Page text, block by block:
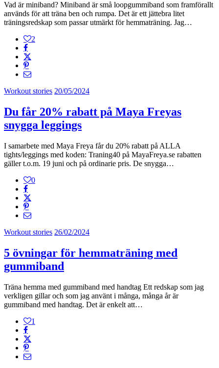
Vad är miniband? Miniband är små loopgummiband som framförallt
används för att träna ben och rumpa. Det är ett jättebra litet
träningsredskap som passar utmärkt för hemmaträning. Jag…
2
Workout stories 20/05/2024
Du får 20% rabatt på Maya Freyas
snygga leggings
I samarbete med Maya Freya får du 20% rabatt på ALLA
tights/leggings med koden: Traning40 på MayaFreya.se rabatten
gäller t.o.m. 19 juni och på ordinarie pris. De snygga…
0
Workout stories 26/02/2024
5 övningar för hemmaträning med
gummiband
Träna hemma med gummiband med handtag Ett redskap som jag
verkligen gillar och som jag använt i många, många år är
gummiband med handtag. Det är enkelt att…
1